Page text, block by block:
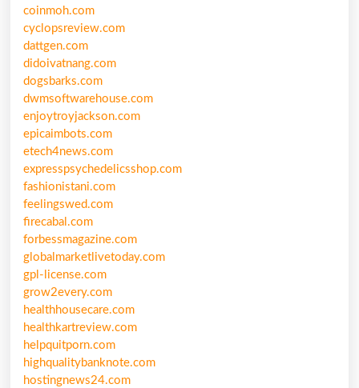
coinmoh.com
cyclopsreview.com
dattgen.com
didoivatnang.com
dogsbarks.com
dwmsoftwarehouse.com
enjoytroyjackson.com
epicaimbots.com
etech4news.com
expresspsychedelicsshop.com
fashionistani.com
feelingswed.com
firecabal.com
forbessmagazine.com
globalmarketlivetoday.com
gpl-license.com
grow2every.com
healthhousecare.com
healthkartreview.com
helpquitporn.com
highqualitybanknote.com
hostingnews24.com